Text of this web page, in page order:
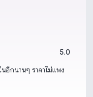
5.0
อีกนานๆ ราคาไม่แพง